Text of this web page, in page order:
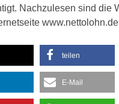
Nachzulesen sind die
www.nettolohn.de
teilen
E-Mail